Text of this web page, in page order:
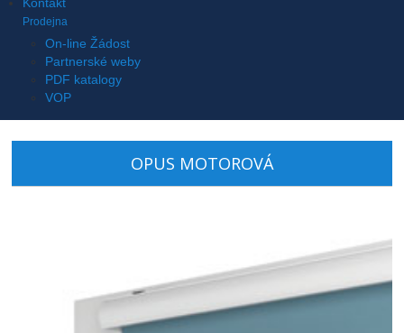
Prodejna
On-line Žádost
Partnerské weby
PDF katalogy
VOP
OPUS MOTOROVÁ